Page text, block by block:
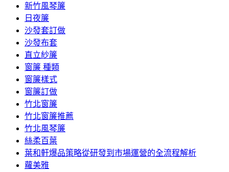
新竹風琴簾
日夜簾
沙發套訂做
沙發布套
直立紗簾
窗簾 種類
窗簾樣式
窗簾訂做
竹北窗簾
竹北窗簾推薦
竹北風琴簾
絲柔百葉
葉和軒爆品策略從研發到市場運營的全流程解析
蘿美雅